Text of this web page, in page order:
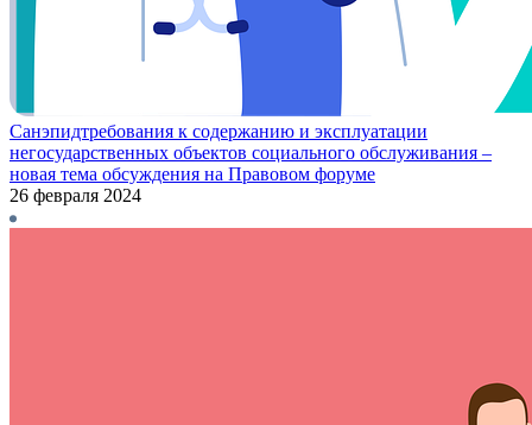
Санэпидтребования к содержанию и эксплуатации
негосударственных объектов социального обслуживания –
новая тема обсуждения на Правовом форуме
26 февраля 2024